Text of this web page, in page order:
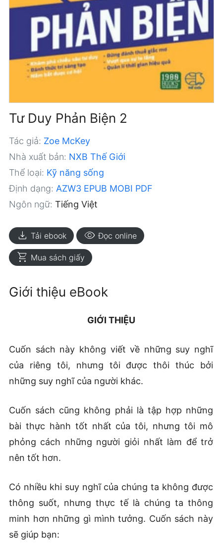
Tư Duy Phản Biện 2
Tác giả: Zoe McKey
Nhà xuất bản: NXB Thế Giới
Thể loại: Kỹ năng sống
Định dạng: AZW3 EPUB MOBI PDF
Ngôn ngữ: Tiếng Việt
download Tải ebook visibility Đọc online
shopping_cart Mua sách giấy
Giới thiệu eBook
GIỚI THIỆU
Cuốn sách này không viết về những suy nghĩ
của riêng tôi, nhưng tôi được thôi thúc bởi
những suy nghĩ của người khác.
Cuốn sách cũng không phải là tập hợp những
bài thực hành tốt nhất của tôi, nhưng tôi mô
phỏng cách những người giỏi nhất làm để trở
nên tốt hơn.
Có nhiều khi suy nghĩ của chúng ta không được
thông suốt, nhưng thực tế là chúng ta thông
minh hơn những gì mình tưởng. Cuốn sách này
sẽ giúp bạn: